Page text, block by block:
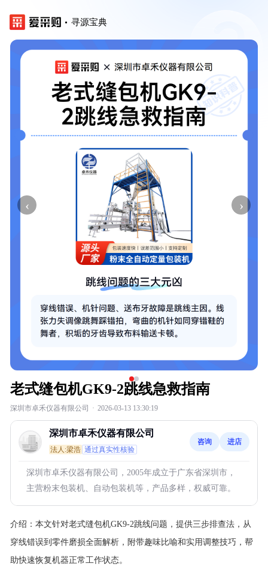
寻源宝典
‹ ›
老式缝包机GK9-2跳线急救指南
深圳市卓禾仪器有限公司 · 2026-03-13 13:30:19
深圳市卓禾仪器有限公司
法人:梁浩 通过真实性核验
咨询 进店
深圳市卓禾仪器有限公司，2005年成立于广东省深圳市，
主营粉末包装机、自动包装机等，产品多样，权威可靠。
介绍： 本文针对老式缝包机GK9-2跳线问题，提供三步排查法，从
穿线错误到零件磨损全面解析，附带趣味比喻和实用调整技巧，帮
助快速恢复机器正常工作状态。